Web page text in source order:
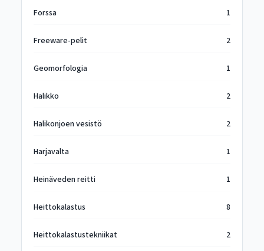
Forssa 1
Freeware-pelit 2
Geomorfologia 1
Halikko 2
Halikonjoen vesistö 2
Harjavalta 1
Heinäveden reitti 1
Heittokalastus 8
Heittokalastustekniikat 2